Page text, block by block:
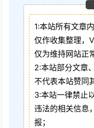
1:本站所有文章
仅作收集整理，
仅为维持网站正
2:本站部分文章
不代表本站赞同
3:本站一律禁止
违法的相关信息
报；